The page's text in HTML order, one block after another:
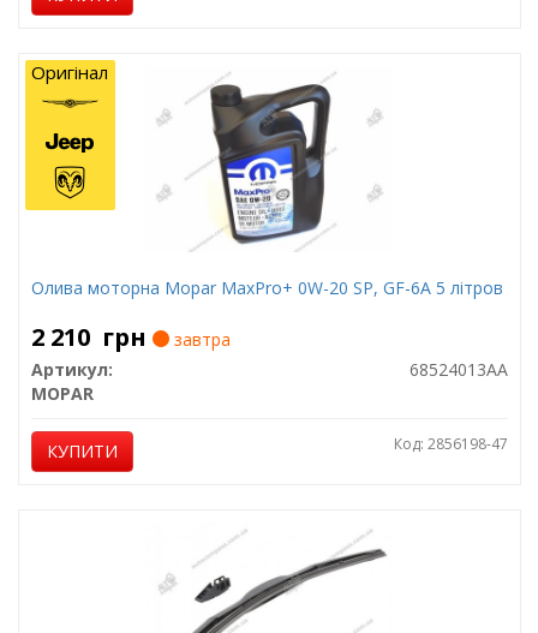
Олива моторна Mopar MaxPro+ 0W-20 SP, GF-6A 5 літров
2 210 грн
завтра
Артикул:
68524013AA
MOPAR
КУПИТИ Код: 2856198-47
Оригінал